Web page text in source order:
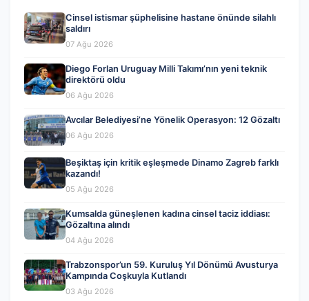
Cinsel istismar şüphelisine hastane önünde silahlı
saldırı
07 Ağu 2026
Diego Forlan Uruguay Milli Takımı’nın yeni teknik
direktörü oldu
06 Ağu 2026
Avcılar Belediyesi’ne Yönelik Operasyon: 12 Gözaltı
06 Ağu 2026
Beşiktaş için kritik eşleşmede Dinamo Zagreb farklı
kazandı!
05 Ağu 2026
Kumsalda güneşlenen kadına cinsel taciz iddiası:
Gözaltına alındı
04 Ağu 2026
Trabzonspor’un 59. Kuruluş Yıl Dönümü Avusturya
Kampında Coşkuyla Kutlandı
03 Ağu 2026